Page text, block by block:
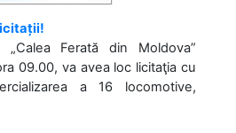
Ferată din Moldova”
09.00, va avea loc licitaţia cu
a 16 locomotive,